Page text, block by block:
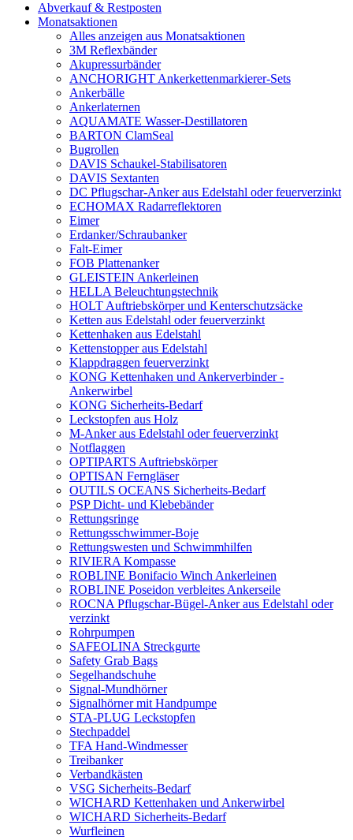
Abverkauf & Restposten
Monatsaktionen
Alles anzeigen aus Monatsaktionen
3M Reflexbänder
Akupressurbänder
ANCHORIGHT Ankerkettenmarkierer-Sets
Ankerbälle
Ankerlaternen
AQUAMATE Wasser-Destillatoren
BARTON ClamSeal
Bugrollen
DAVIS Schaukel-Stabilisatoren
DAVIS Sextanten
DC Pflugschar-Anker aus Edelstahl oder feuerverzinkt
ECHOMAX Radarreflektoren
Eimer
Erdanker/Schraubanker
Falt-Eimer
FOB Plattenanker
GLEISTEIN Ankerleinen
HELLA Beleuchtungstechnik
HOLT Auftriebskörper und Kenterschutzsäcke
Ketten aus Edelstahl oder feuerverzinkt
Kettenhaken aus Edelstahl
Kettenstopper aus Edelstahl
Klappdraggen feuerverzinkt
KONG Kettenhaken und Ankerverbinder -
Ankerwirbel
KONG Sicherheits-Bedarf
Leckstopfen aus Holz
M-Anker aus Edelstahl oder feuerverzinkt
Notflaggen
OPTIPARTS Auftriebskörper
OPTISAN Ferngläser
OUTILS OCEANS Sicherheits-Bedarf
PSP Dicht- und Klebebänder
Rettungsringe
Rettungsschwimmer-Boje
Rettungswesten und Schwimmhilfen
RIVIERA Kompasse
ROBLINE Bonifacio Winch Ankerleinen
ROBLINE Poseidon verbleites Ankerseile
ROCNA Pflugschar-Bügel-Anker aus Edelstahl oder
verzinkt
Rohrpumpen
SAFEOLINA Streckgurte
Safety Grab Bags
Segelhandschuhe
Signal-Mundhörner
Signalhörner mit Handpumpe
STA-PLUG Leckstopfen
Stechpaddel
TFA Hand-Windmesser
Treibanker
Verbandkästen
VSG Sicherheits-Bedarf
WICHARD Kettenhaken und Ankerwirbel
WICHARD Sicherheits-Bedarf
Wurfleinen